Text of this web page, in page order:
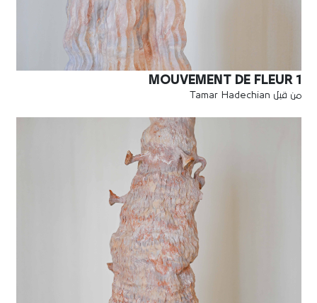
MOUVEMENT DE FLEUR 1
من قبل Tamar Hadechian